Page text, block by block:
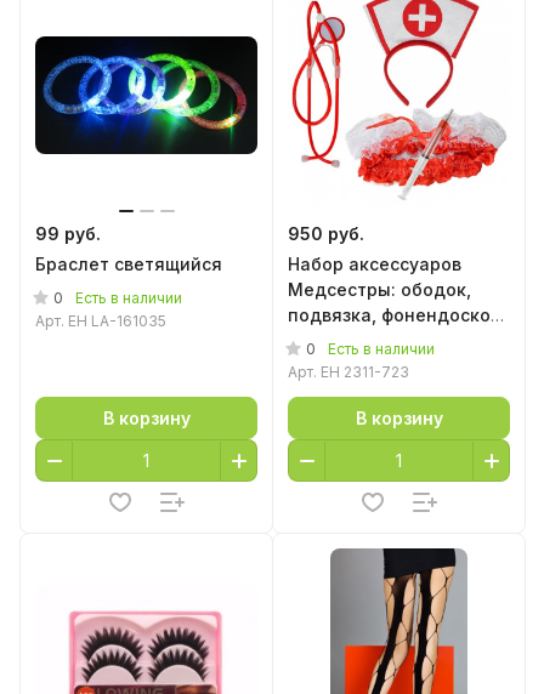
99 руб.
Браслет светящийся
0
Есть в наличии
Арт. EH LA-161035
В корзину
950 руб.
Набор аксессуаров
Медсестры: ободок,
подвязка, фонендоскоп,
ручка-шприц
0
Есть в наличии
Арт. EH 2311-723
В корзину